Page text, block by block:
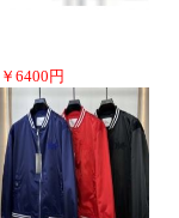
￥ 6400 円